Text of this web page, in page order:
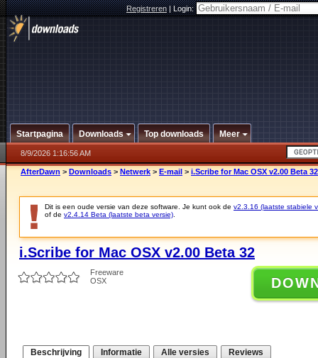
Registreren|Login:
Startpagina Downloads Top downloads Meer
8/9/2026 1:16:56 AM
AfterDawn > Downloads > Netwerk > E-mail > i.Scribe for Mac OSX v2.00 Beta 32
Dit is een oude versie van deze software. Je kunt ook de v2.3.16 (laatste stabiele
of de v2.4.14 Beta (laatste beta versie)
i.Scribe for Mac OSX v2.00 Beta 32
Freeware
OSX
Beschrijving Informatie Alle versies Reviews